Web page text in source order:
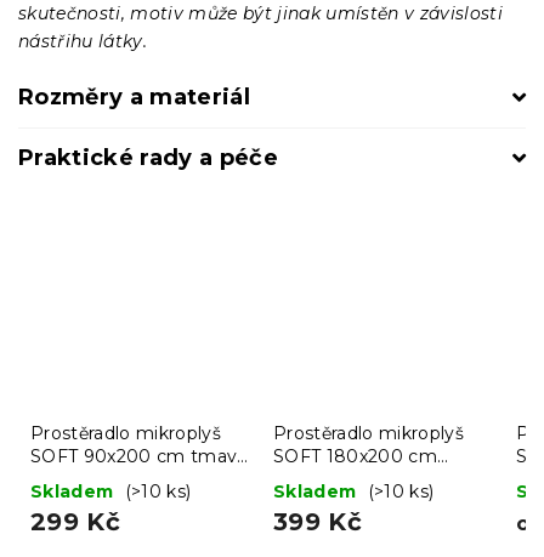
skutečnosti, motiv může být jinak umístěn v závislosti
nástřihu látky.
Rozměry a materiál
Praktické rady a péče
Prostěradlo mikroplyš
SOFT 90x200 cm tmavě
šedé
Skladem (>10 ks)
299 Kč
Prostěradlo mikroplyš
SOFT 180x200 cm
tmavě šedé
Skladem (>10 ks)
399 Kč od